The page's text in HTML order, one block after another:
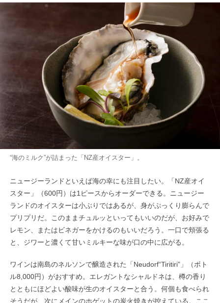
“海のミルク”が詰まった「NZ産オイスター」。
ニュージーランドといえば海の幸にも注目したい。「NZ産オイ
スター」（600円）は1ピースからオーダーできる。ニュージー
ランドのオイスターは小ぶりではあるが、身がぷっくり膨らんで
プリプリだ。このままチュルッといってもいいのだが、お好みで
レモン、またはビネガーをかけるのもいいだろう。一口で頬張る
と、ジワーと濃くて甘いミルキーな味が口の中に広がる。
ワインは南島のネルソンで醸造された「Neudorf“Tiritiri”」（ボト
ル8,000円）がおすすめ。エレガントなシャルドネは、樽の香り
とともにほどよい酸味が生のオイスターと合う。何個も食べられ
そうだが、次にメインのホゲットの炭火焼きが控えている。ここ